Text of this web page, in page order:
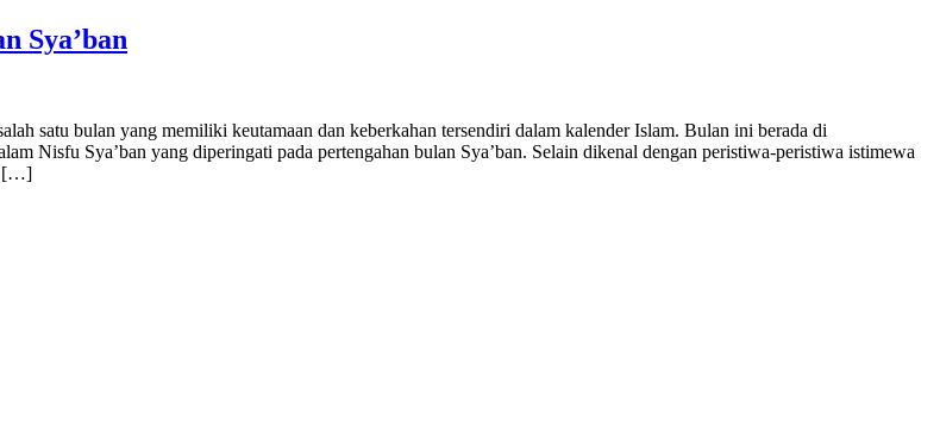
Sya’ban
satu bulan yang memiliki keutamaan dan keberkahan tersendiri dalam kalender Islam. Bulan ini berada di
Nisfu Sya’ban yang diperingati pada pertengahan bulan Sya’ban. Selain dikenal dengan peristiwa-peristiwa istimewa
[…]